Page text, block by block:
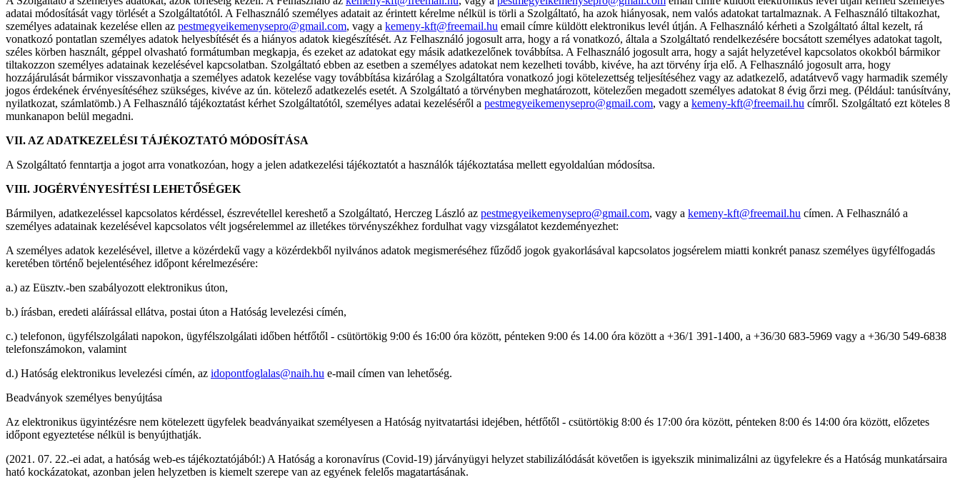
adatai módosítását vagy törlését a Szolgáltatótól. A Felhasználó személyes adatait az érintett kérelme nélkül is törli a Szolgáltató, ha azok hiányosak, nem valós adatokat tartalmaznak. A Felhasználó tiltakozhat,
személyes adatainak kezelése ellen az pestmegyeikemenysepro@gmail.com, vagy a kemeny-kft@freemail.hu email címre küldött elektronikus levél útján. A Felhasználó kérheti a Szolgáltató által kezelt, rá
vonatkozó pontatlan személyes adatok helyesbítését és a hiányos adatok kiegészítését. Az Felhasználó jogosult arra, hogy a rá vonatkozó, általa a Szolgáltató rendelkezésére bocsátott személyes adatokat tagolt,
széles körben használt, géppel olvasható formátumban megkapja, és ezeket az adatokat egy másik adatkezelőnek továbbítsa. A Felhasználó jogosult arra, hogy a saját helyzetével kapcsolatos okokból bármikor
tiltakozzon személyes adatainak kezelésével kapcsolatban. Szolgáltató ebben az esetben a személyes adatokat nem kezelheti tovább, kivéve, ha azt törvény írja elő. A Felhasználó jogosult arra, hogy
hozzájárulását bármikor visszavonhatja a személyes adatok kezelése vagy továbbítása kizárólag a Szolgáltatóra vonatkozó jogi kötelezettség teljesítéséhez vagy az adatkezelő, adatátvevő vagy harmadik személy
jogos érdekének érvényesítéséhez szükséges, kivéve az ún. kötelező adatkezelés esetét. A Szolgáltató a törvényben meghatározott, kötelezően megadott személyes adatokat 8 évig őrzi meg. (Például: tanúsítvány,
nyilatkozat, számlatömb.) A Felhasználó tájékoztatást kérhet Szolgáltatótól, személyes adatai kezeléséről a pestmegyeikemenysepro@gmail.com, vagy a kemeny-kft@freemail.hu címről. Szolgáltató ezt köteles 8
munkanapon belül megadni.
VII. AZ ADATKEZELÉSI TÁJÉKOZTATÓ MÓDOSÍTÁSA
A Szolgáltató fenntartja a jogot arra vonatkozóan, hogy a jelen adatkezelési tájékoztatót a használók tájékoztatása mellett egyoldalúan módosítsa.
VIII. JOGÉRVÉNYESÍTÉSI LEHETŐSÉGEK
Bármilyen, adatkezeléssel kapcsolatos kérdéssel, észrevétellel kereshető a Szolgáltató, Herczeg László az pestmegyeikemenysepro@gmail.com, vagy a kemeny-kft@freemail.hu címen. A Felhasználó a
személyes adatainak kezelésével kapcsolatos vélt jogsérelemmel az illetékes törvényszékhez fordulhat vagy vizsgálatot kezdeményezhet:
A személyes adatok kezelésével, illetve a közérdekű vagy a közérdekből nyilvános adatok megismeréséhez fűződő jogok gyakorlásával kapcsolatos jogsérelem miatti konkrét panasz személyes ügyfélfogadás
keretében történő bejelentéséhez időpont kérelmezésére:
a.) az Eüsztv.-ben szabályozott elektronikus úton,
b.) írásban, eredeti aláírással ellátva, postai úton a Hatóság levelezési címén,
c.) telefonon, ügyfélszolgálati napokon, ügyfélszolgálati időben hétfőtől - csütörtökig 9:00 és 16:00 óra között, pénteken 9:00 és 14.00 óra között a +36/1 391-1400, a +36/30 683-5969 vagy a +36/30 549-6838
telefonszámokon, valamint
d.) Hatóság elektronikus levelezési címén, az idopontfoglalas@naih.hu e-mail címen van lehetőség.
Beadványok személyes benyújtása
Az elektronikus ügyintézésre nem kötelezett ügyfelek beadványaikat személyesen a Hatóság nyitvatartási idejében, hétfőtől - csütörtökig 8:00 és 17:00 óra között, pénteken 8:00 és 14:00 óra között, előzetes
időpont egyeztetése nélkül is benyújthatják.
(2021. 07. 22.-ei adat, a hatóság web-es tájékoztatójából:) A Hatóság a koronavírus (Covid-19) járványügyi helyzet stabilizálódását követően is igyekszik minimalizálni az ügyfelekre és a Hatóság munkatársaira
ható kockázatokat, azonban jelen helyzetben is kiemelt szerepe van az egyének felelős magatartásának.